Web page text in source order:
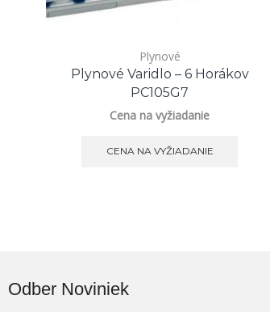
Plynové
Plynové Varidlo – 6 Horákov
PC105G7
Cena na vyžiadanie
CENA NA VYŽIADANIE
Odber Noviniek